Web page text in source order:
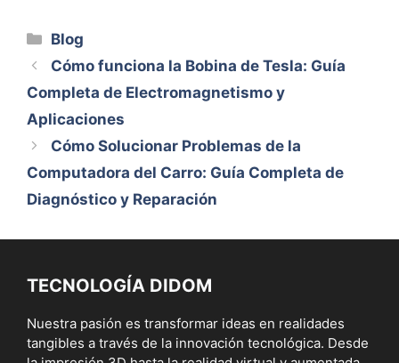
Categorías
Blog
Cómo funciona la Bobina de Tesla: Guía
Completa de Electromagnetismo y
Aplicaciones
Cómo Solucionar Problemas de la
Computadora del Carro: Guía Completa de
Diagnóstico y Reparación
TECNOLOGÍA DIDOM
Nuestra pasión es transformar ideas en realidades
tangibles a través de la innovación tecnológica. Desde